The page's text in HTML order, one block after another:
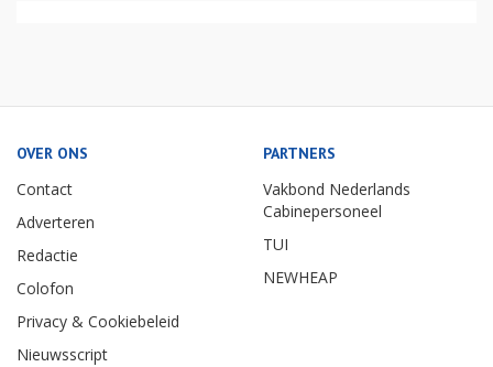
OVER ONS
Contact
Adverteren
Redactie
Colofon
Privacy & Cookiebeleid
Nieuwsscript
PARTNERS
Vakbond Nederlands
Cabinepersoneel
TUI
NEWHEAP